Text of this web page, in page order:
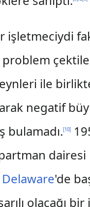
işletmeciydi
ile
negatif
bulamadı.[10]
dairesi
Delaware'de
olacağı